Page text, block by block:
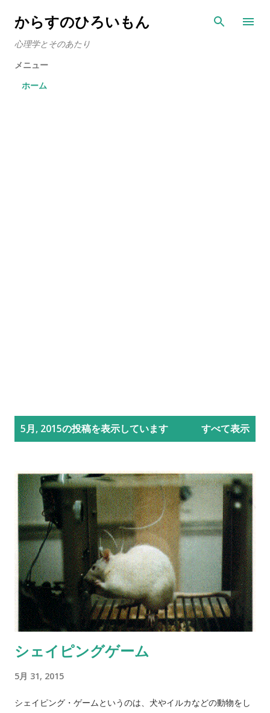
スキップしてメイン コンテンツに移動
からすのひろいもん
心理学とそのあたり
メニュー
ホーム
5月, 2015の投稿を表示しています すべて表示
シェイピングゲーム
5月 31, 2015
シェイピング・ゲームというのは、犬やイルカなどの動物をし